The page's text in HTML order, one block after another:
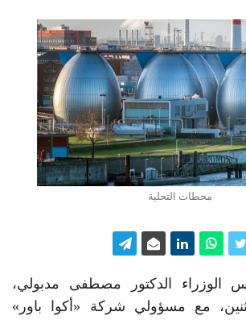
محطات التحلية
الدكتور مصطفى مدبولي،
مع مسؤولي شركة «أكوا باور»